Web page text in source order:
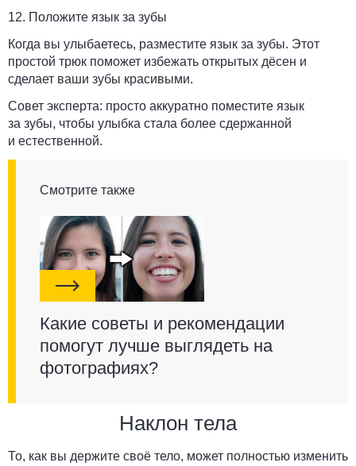
12. Положите язык за зубы
Когда вы улыбаетесь, разместите язык за зубы. Этот
простой трюк поможет избежать открытых дёсен и
сделает ваши зубы красивыми.
Совет эксперта: просто аккуратно поместите язык
за зубы, чтобы улыбка стала более сдержанной
и естественной.
Смотрите также
Какие советы и рекомендации
помогут лучше выглядеть на
фотографиях?
Наклон тела
То, как вы держите своё тело, может полностью изменить